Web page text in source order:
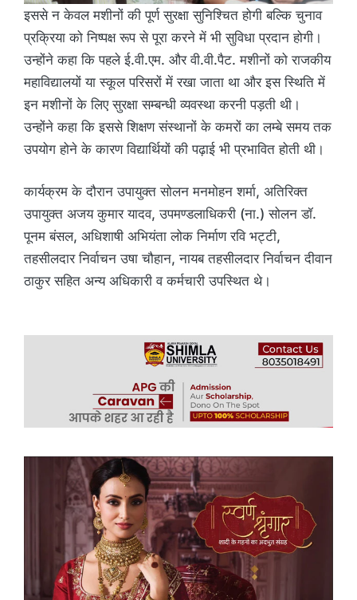
इससे न केवल मशीनों की पूर्ण सुरक्षा सुनिश्चित होगी बल्कि चुनाव
प्रक्रिया को निष्पक्ष रूप से पूरा करने में भी सुविधा प्रदान होगी।
उन्होंने कहा कि पहले ई.वी.एम. और वी.वी.पैट. मशीनों को राजकीय
महाविद्यालयों या स्कूल परिसरों में रखा जाता था और इस स्थिति में
इन मशीनों के लिए सुरक्षा सम्बन्धी व्यवस्था करनी पड़ती थी।
उन्होंने कहा कि इससे शिक्षण संस्थानों के कमरों का लम्बे समय तक
उपयोग होने के कारण विद्यार्थियों की पढ़ाई भी प्रभावित होती थी।
कार्यक्रम के दौरान उपायुक्त सोलन मनमोहन शर्मा, अतिरिक्त
उपायुक्त अजय कुमार यादव, उपमण्डलाधिकरी (ना.) सोलन डॉ.
पूनम बंसल, अधिशाषी अभियंता लोक निर्माण रवि भट्टी,
तहसीलदार निर्वाचन उषा चौहान, नायब तहसीलदार निर्वाचन दीवान
ठाकुर सहित अन्य अधिकारी व कर्मचारी उपस्थित थे।